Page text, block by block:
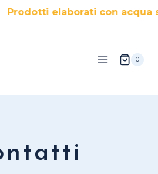
elaborati con acqua
0